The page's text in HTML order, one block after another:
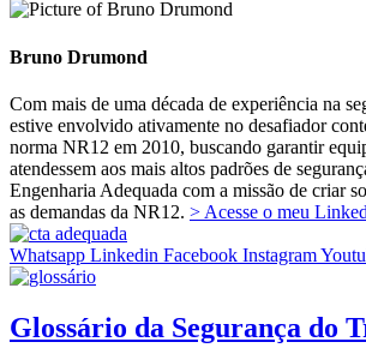
Bruno Drumond
Com mais de uma década de experiência na
estive envolvido ativamente no desafiador
norma NR12 em 2010, buscando garantir
atendessem aos mais altos padrões de
Engenharia Adequada com a missão de criar
as demandas da NR12. > Acesse o meu
Whatsapp Linkedin Facebook Instagram
Glossário da Segurança do